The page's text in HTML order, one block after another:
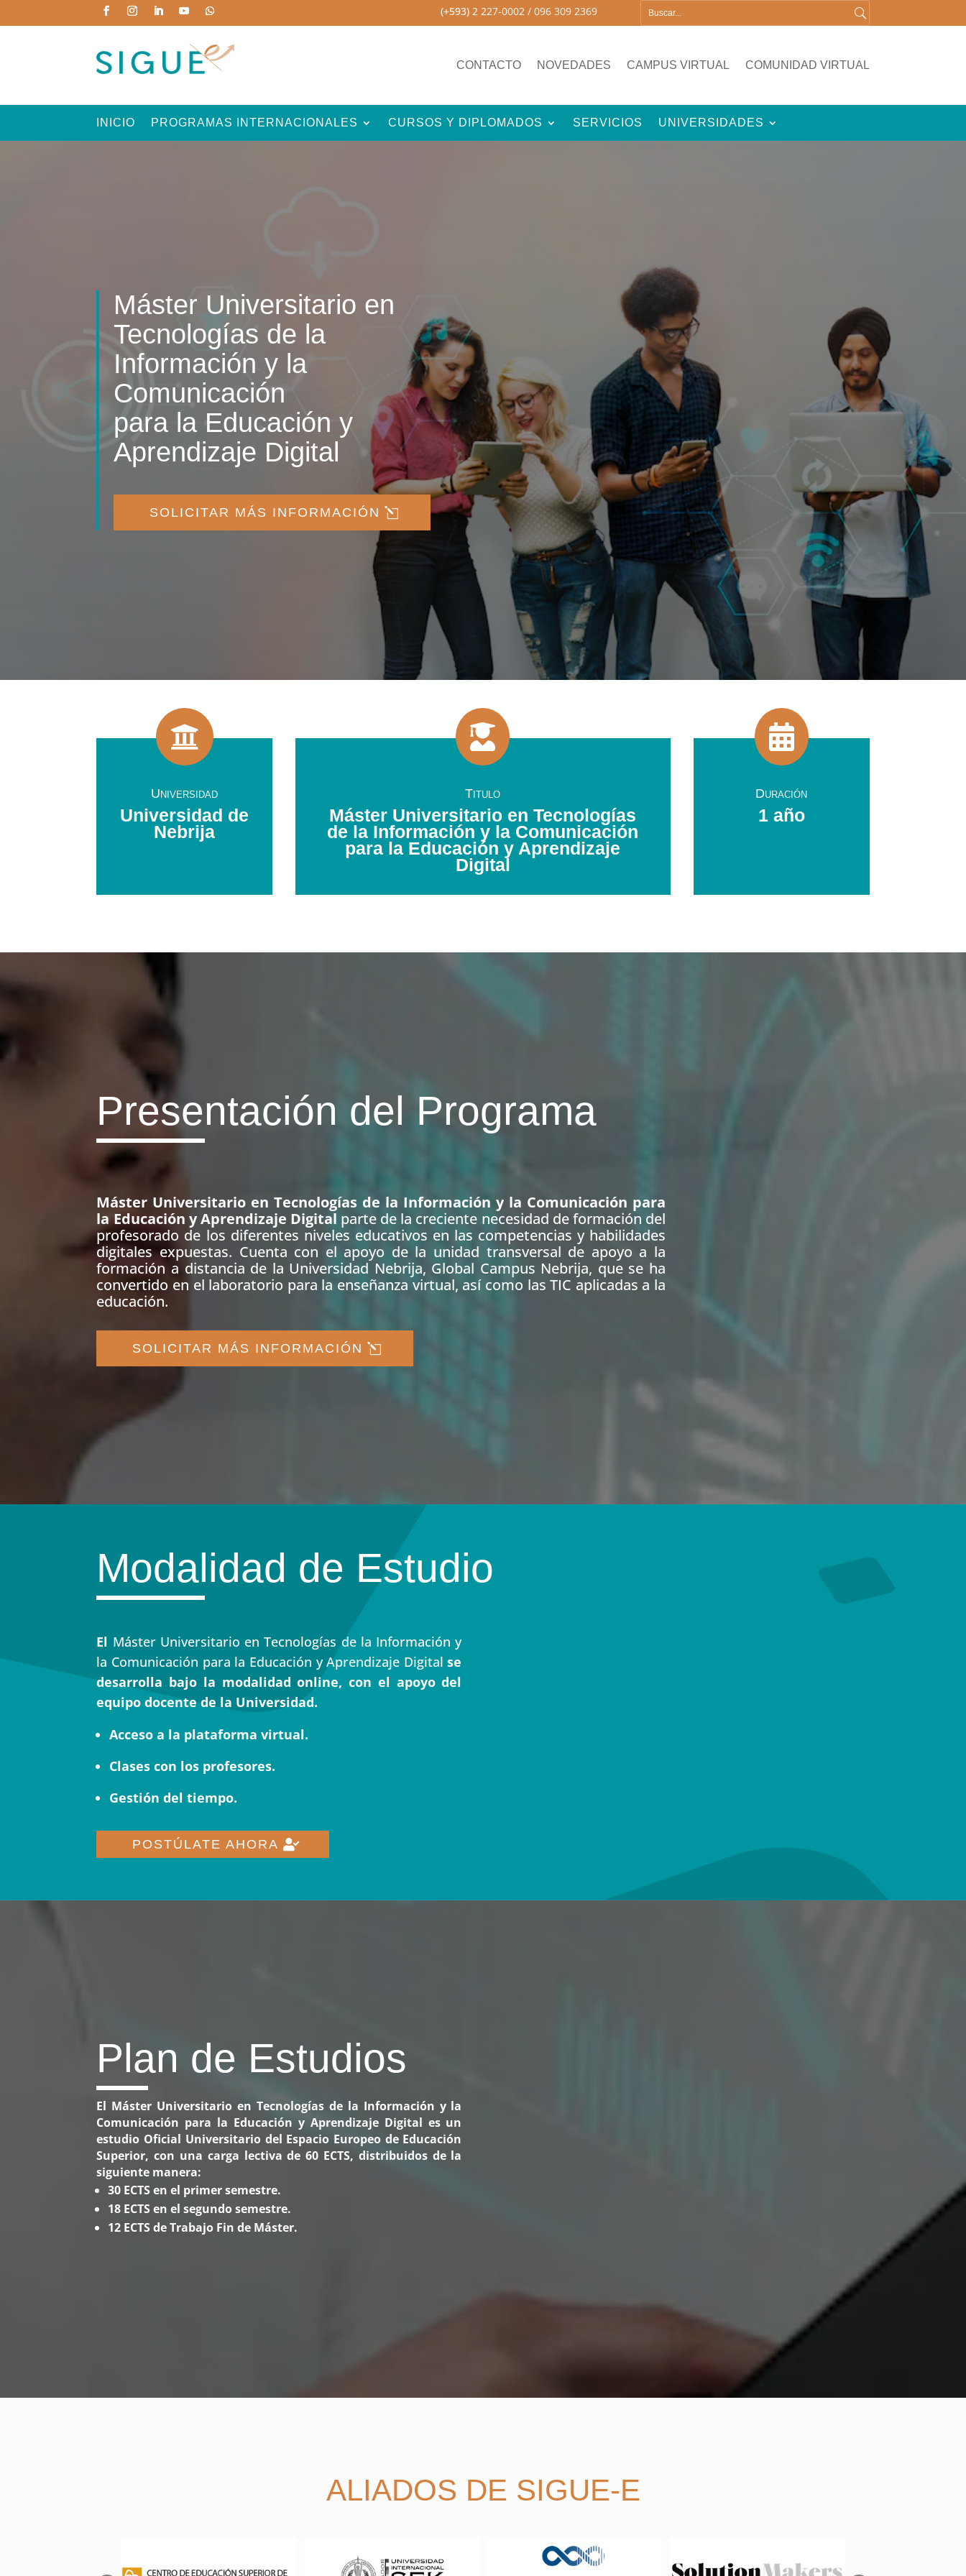
(+593)2 227-0002 / 096 309 2369
CONTACTO NOVEDADES CAMPUS VIRTUAL COMUNIDAD VIRTUAL
INICIO PROGRAMAS INTERNACIONALES CURSOS Y DIPLOMADOS SERVICIOS UNIVERSIDADES
Máster Universitario en
Tecnologías de la
Información y la
Comunicación
para la Educación y
Aprendizaje Digital
SOLICITAR MÁS INFORMACIÓN

Universidad
Universidad de
Nebrija

Titulo
Máster Universitario en Tecnologías
de la Información y la Comunicación
para la Educación y Aprendizaje
Digital

Duración
1 año
Presentación del Programa
Máster Universitario en Tecnologías de la Información y la Comunicación para
la Educación y Aprendizaje Digital parte de la creciente necesidad de formación del
profesorado de los diferentes niveles educativos en las competencias y habilidades
digitales expuestas. Cuenta con el apoyo de la unidad transversal de apoyo a la
formación a distancia de la Universidad Nebrija, Global Campus Nebrija, que se ha
convertido en el laboratorio para la enseñanza virtual, así como las TIC aplicadas a la
educación.
SOLICITAR MÁS INFORMACIÓN
Modalidad de Estudio
El Máster Universitario en Tecnologías de la Información y
la Comunicación para la Educación y Aprendizaje Digital se
desarrolla bajo la modalidad online, con el apoyo del
equipo docente de la Universidad.
Acceso a la plataforma virtual.
Clases con los profesores.
Gestión del tiempo.
POSTÚLATE AHORA
Plan de Estudios
El Máster Universitario en Tecnologías de la Información y la
Comunicación para la Educación y Aprendizaje Digital es un
estudio Oficial Universitario del Espacio Europeo de Educación
Superior, con una carga lectiva de 60 ECTS, distribuidos de la
siguiente manera:
30 ECTS en el primer semestre.
18 ECTS en el segundo semestre.
12 ECTS de Trabajo Fin de Máster.
ALIADOS DE SIGUE-E